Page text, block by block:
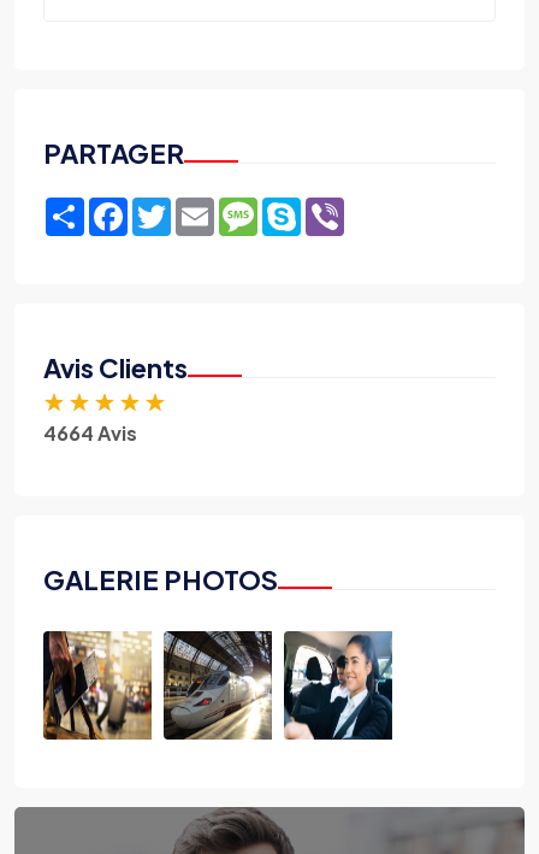
PARTAGER
ShareFacebook
TwitterEmailMessage
Skype
Avis Clients
★ ★ ★ ★ ★
4664 Avis
GALERIE PHOTOS